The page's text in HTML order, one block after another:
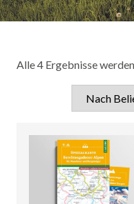
Alle 4 Ergebnisse